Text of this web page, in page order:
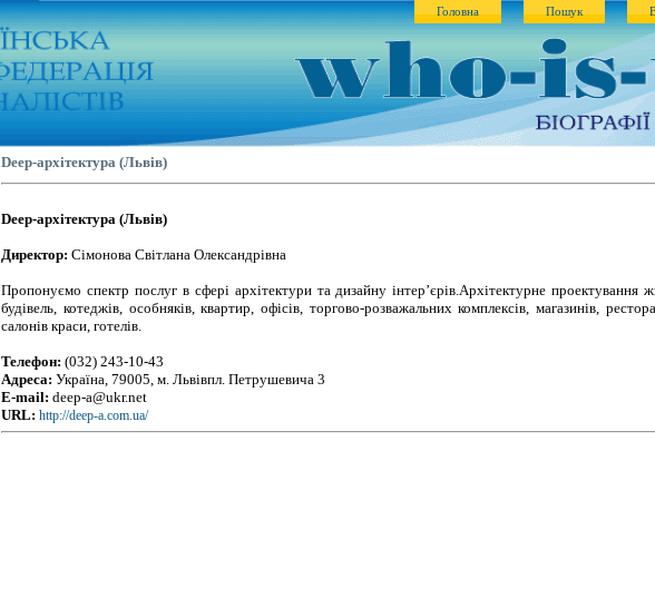
Пошук
Головна
Deep-архітектура (Львів)
Deep-архітектура (Львів)
Директор: Сімонова Світлана Олександрівна
Пропонуємо спектр послуг в сфері архітектури та дизайну інтер’єрів.Архітектурне проектування
будівель, котеджів, особняків, квартир, офісів, торгово-розважальних комплексів, магазинів,
салонів краси, готелів.
Телефон: (032) 243-10-43
Адреса: Україна, 79005, м. Львівпл. Петрушевича 3
E-mail: deep-a@ukr.net
URL: http://deep-a.com.ua/